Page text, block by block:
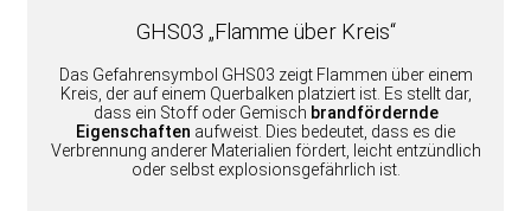
GHS03 „Flamme über Kreis“
Das Gefahrensymbol GHS03 zeigt Flammen über einem
Kreis, der auf einem Querbalken platziert ist. Es stellt dar,
dass ein Stoff oder Gemisch brandfördernde
Eigenschaften aufweist. Dies bedeutet, dass es die
Verbrennung anderer Materialien fördert, leicht entzündlich
oder selbst explosionsgefährlich ist.